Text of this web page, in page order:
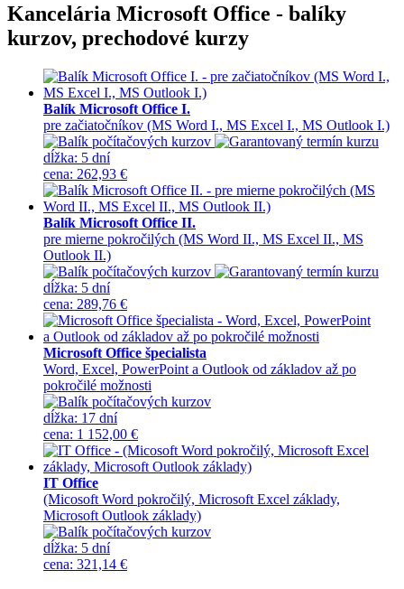
Kancelária Microsoft Office - balíky
kurzov, prechodové kurzy
Balík Microsoft Office I.
pre začiatočníkov (MS Word I., MS Excel I., MS Outlook I.)
dĺžka: 5 dní
cena: 262,93 €
Balík Microsoft Office II.
pre mierne pokročilých (MS Word II., MS Excel II., MS
Outlook II.)
dĺžka: 5 dní
cena: 289,76 €
Microsoft Office špecialista
Word, Excel, PowerPoint a Outlook od základov až po
pokročilé možnosti
dĺžka: 17 dní
cena: 1 152,00 €
IT Office
(Micosoft Word pokročilý, Microsoft Excel základy,
Microsoft Outlook základy)
dĺžka: 5 dní
cena: 321,14 €